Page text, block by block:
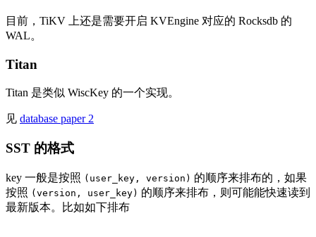
目前，TiKV 上还是需要开启 KVEngine 对应的 Rocksdb 的
WAL。
Titan
Titan 是类似 WiscKey 的一个实现。
见 database paper 2
SST 的格式
key 一般是按照 (user_key, version) 的顺序来排布的，如果
按照 (version, user_key) 的顺序来排布，则可能能快速读到
最新版本。比如如下排布